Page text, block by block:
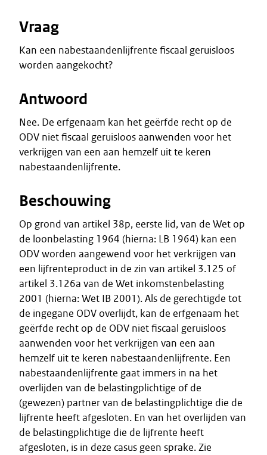
Vraag
Kan een nabestaandenlijfrente fiscaal geruisloos
worden aangekocht?
Antwoord
Nee. De erfgenaam kan het geërfde recht op de
ODV niet fiscaal geruisloos aanwenden voor het
verkrijgen van een aan hemzelf uit te keren
nabestaandenlijfrente.
Beschouwing
Op grond van artikel 38p, eerste lid, van de Wet op
de loonbelasting 1964 (hierna: LB 1964) kan een
ODV worden aangewend voor het verkrijgen van
een lijfrenteproduct in de zin van artikel 3.125 of
artikel 3.126a van de Wet inkomstenbelasting
2001 (hierna: Wet IB 2001). Als de gerechtigde tot
de ingegane ODV overlijdt, kan de erfgenaam het
geërfde recht op de ODV niet fiscaal geruisloos
aanwenden voor het verkrijgen van een aan
hemzelf uit te keren nabestaandenlijfrente. Een
nabestaandenlijfrente gaat immers in na het
overlijden van de belastingplichtige of de
(gewezen) partner van de belastingplichtige die de
lijfrente heeft afgesloten. En van het overlijden van
de belastingplichtige die de lijfrente heeft
afgesloten, is in deze casus geen sprake. Zie